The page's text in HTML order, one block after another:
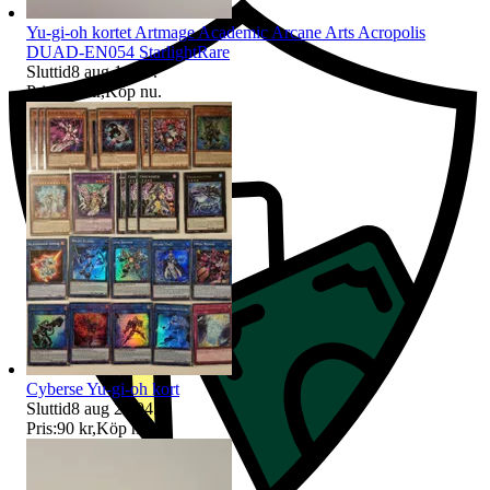
Yu-gi-oh kortet Artmage Academic Arcane Arts Acropolis
DUAD-EN054 StarlightRare
Sluttid8 aug 14:47.
Pris:395 kr,Köp nu.
Cyberse Yu-gi-oh kort
Sluttid8 aug 22:04.
Pris:90 kr,Köp nu